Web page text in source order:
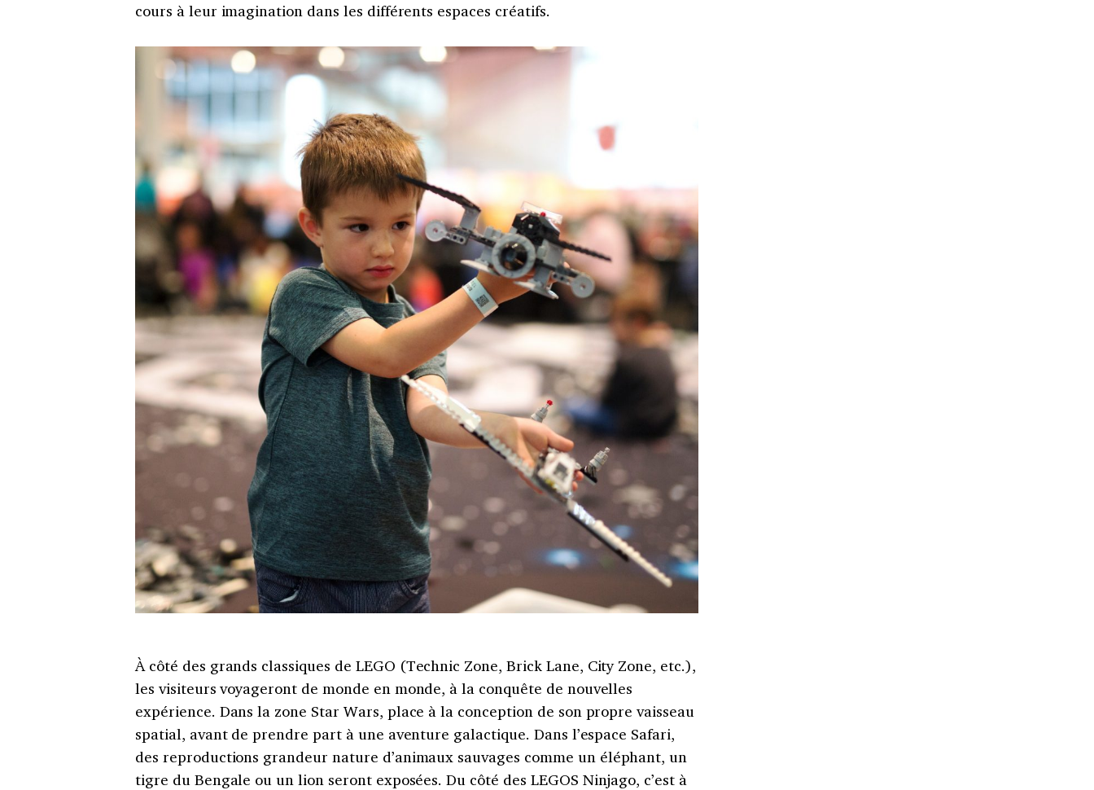
cours à leur imagination dans les différents espaces créatifs.
À côté des grands classiques de LEGO (Technic Zone, Brick Lane, City Zone, etc.),
les visiteurs voyageront de monde en monde, à la conquête de nouvelles
expérience. Dans la zone Star Wars, place à la conception de son propre vaisseau
spatial, avant de prendre part à une aventure galactique. Dans l’espace Safari,
des reproductions grandeur nature d’animaux sauvages comme un éléphant, un
tigre du Bengale ou un lion seront exposées. Du côté des LEGOS Ninjago, c’est à